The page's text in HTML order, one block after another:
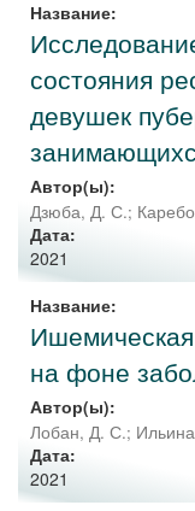
Название:
состояния
девушек
Автор(ы):
Дзюба, Д. С.;
Дата:
2021
Название:
на фоне
Автор(ы):
Лобан, Д. С.;
Дата:
2021